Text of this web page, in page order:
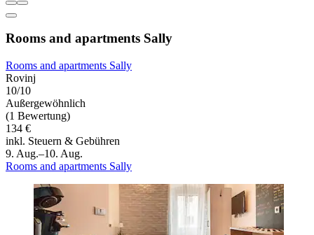
Rooms and apartments Sally
Rooms and apartments Sally
Rovinj
10/10
Außergewöhnlich
(1 Bewertung)
134 €
inkl. Steuern & Gebühren
9. Aug.–10. Aug.
Rooms and apartments Sally